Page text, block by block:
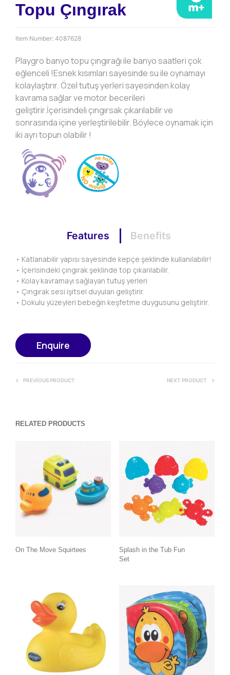
Topu Çıngırak
Item Number: 4087628
Playgro banyo topu çıngırağı ile banyo saatleri çok
eğlenceli !Esnek kısımları sayesinde su ile oynamayı
kolaylaştırır. Özel tutuş yerleri sayesinden kolay
kavrama sağlar ve motor becerileri
geliştirir.İçerisindeli çıngırsak çıkarılabilir ve
sonrasında içine yerleştirilebilir. Böylece oynamak için
iki ayrı topun olabilir !
Features Benefits
• Katlanabilir yapısı sayesinde kepçe şeklinde kullanılabilir!
• İçerisindeki çıngırak şeklinde top çıkarılabilir.
• Kolay kavramayı sağlayan tutuş yerleri
• Çıngırak sesi işitsel duyuları geliştirir.
• Dokulu yüzeyleri bebeğin keşfetme duygusunu geliştirir.
Enquire
PREVIOUS PRODUCT NEXT PRODUCT
RELATED PRODUCTS
On The Move Squirtees
Splash in the Tub Fun
Set